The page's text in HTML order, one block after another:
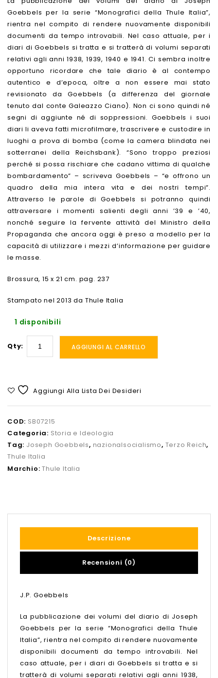
Goebbels per la serie “Monografici della Thule Italia”,
rientra nel compito di rendere nuovamente disponibili
documenti da tempo introvabili. Nel caso attuale, per i
diari di Goebbels si tratta e si tratterà di volumi separati
relativi agli anni 1938, 1939, 1940 e 1941. Ci sembra inoltre
opportuno ricordare che tale diario è al contempo
autentico e d’epoca, oltre a non essere mai stato
revisionato da Goebbels (a differenza del giornale
tenuto dal conte Galeazzo Ciano). Non ci sono quindi né
segni di aggiunte né di soppressioni. Goebbels i suoi
diari li aveva fatti microfilmare, trascrivere e custodire in
luoghi a prova di bomba (come la camera blindata nei
sotterranei della Reichsbank). “Sono troppo preziosi
perché si possa rischiare che cadano vittima di qualche
bombardamento” – scriveva Goebbels – “e offrono un
quadro della mia intera vita e dei nostri tempi”.
Attraverso le parole di Goebbels si potranno quindi
attraversare i momenti salienti degli anni ’39 e ’40,
nonché seguire la fervente attività del Ministro della
Propaganda che ancora oggi è preso a modello per la
capacità di utilizzare i mezzi d’informazione per guidare
le masse.
Brossura, 15 x 21 cm. pag. 237
Stampato nel 2013 da Thule Italia
1 disponibili
Qty: AGGIUNGI AL CARRELLO
Aggiungi Alla Lista Dei Desideri
COD: SB07215
Categoria: Storia e Ideologia
Tag: Joseph Goebbels, nazionalsocialismo, Terzo Reich,
Thule Italia
Marchio:Thule Italia
Descrizione
Recensioni (0)
J.P. Goebbels
La pubblicazione dei volumi del diario di Joseph
Goebbels per la serie “Monografici della Thule
Italia”, rientra nel compito di rendere nuovamente
disponibili documenti da tempo introvabili. Nel
caso attuale, per i diari di Goebbels si tratta e si
tratterà di volumi separati relativi agli anni 1938,